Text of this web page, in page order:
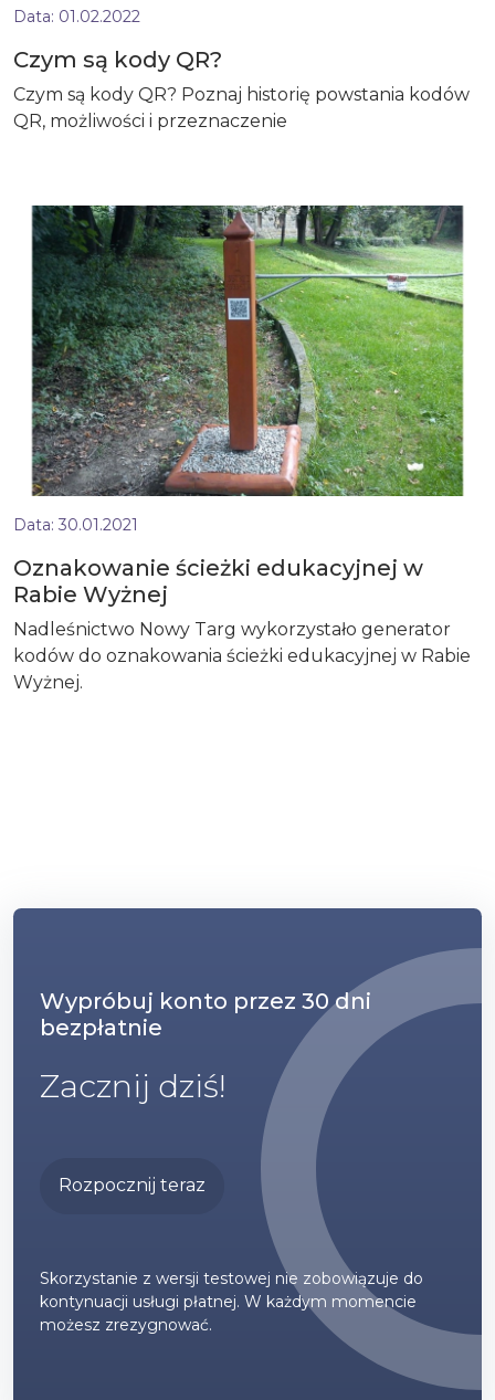
Data: 01.02.2022
Czym są kody QR?
Czym są kody QR? Poznaj historię powstania kodów
QR, możliwości i przeznaczenie
Data: 30.01.2021
Oznakowanie ścieżki edukacyjnej w
Rabie Wyżnej
Nadleśnictwo Nowy Targ wykorzystało generator
kodów do oznakowania ścieżki edukacyjnej w Rabie
Wyżnej.
Wypróbuj konto przez 30 dni
bezpłatnie
Zacznij dziś!
Rozpocznij teraz
Skorzystanie z wersji testowej nie zobowiązuje do
kontynuacji usługi płatnej. W każdym momencie
możesz zrezygnować.